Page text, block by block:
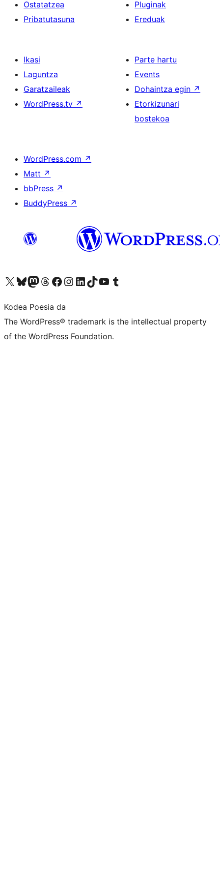
Ostatatzea
Pribatutasuna
Pluginak
Ereduak
Ikasi
Laguntza
Garatzaileak
WordPress.tv ↗
Parte hartu
Events
Dohaintza egin ↗
Etorkizunari
bostekoa
WordPress.com ↗
Matt ↗
bbPress ↗
BuddyPress ↗
Visit our X (formerly Twitter) account
Visit our Bluesky account
Visit our Mastodon account
Visit our Threads account
Bisitatu gure Facebook orrialdea
Visit our Instagram account
Visit our LinkedIn account
Visit our TikTok account
Visit our YouTube channel
Visit our Tumblr account
Kodea Poesia da
The WordPress® trademark is the intellectual property
of the WordPress Foundation.